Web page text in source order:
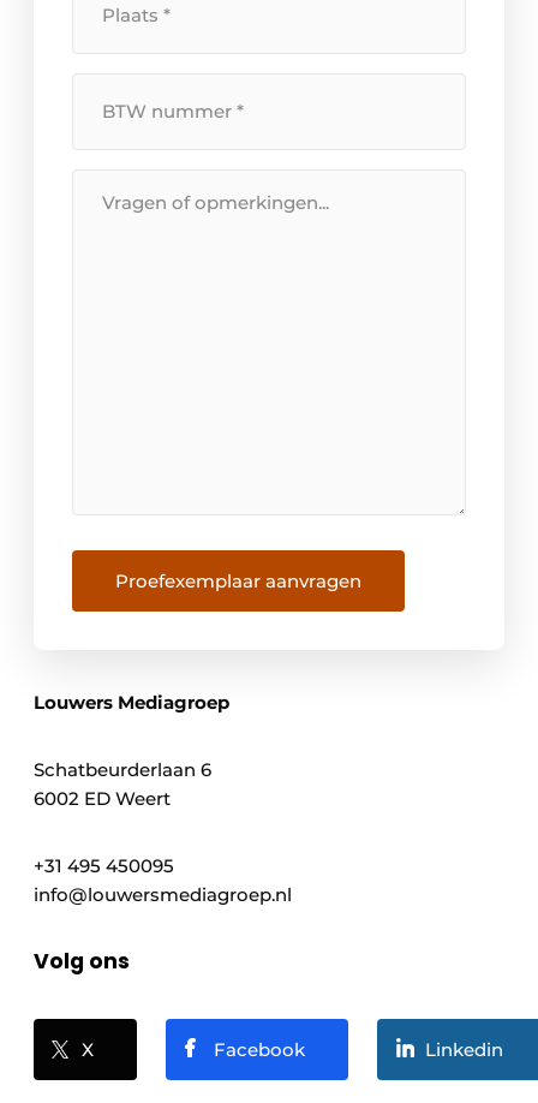
Nummer*
Proefexemplaar aanvragen
Louwers Mediagroep
Schatbeurderlaan 6
6002 ED Weert
+31 495 450095
info@louwersmediagroep.nl
Volg ons
X Facebook Linkedin